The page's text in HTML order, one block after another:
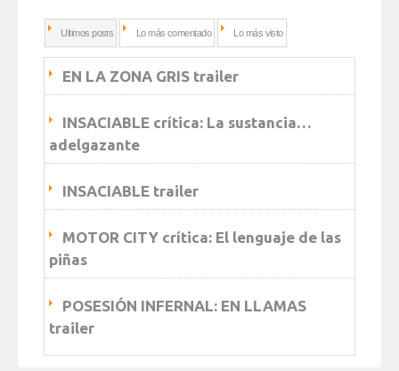
Ultimos posts Lo más comentado Lo más visto
EN LA ZONA GRIS trailer
INSACIABLE crítica: La sustancia…
adelgazante
INSACIABLE trailer
MOTOR CITY crítica: El lenguaje de las
piñas
POSESIÓN INFERNAL: EN LLAMAS
trailer